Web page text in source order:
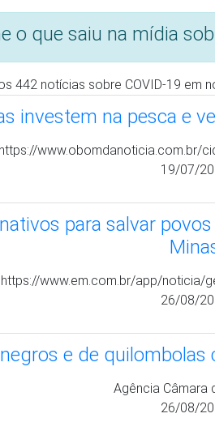
arrecada doações
26/08/
indígenas e
www.jornalopcao.com.br/
19/07/
material de
02/06/
urgência na
Direto do ISA - https://
14/12/